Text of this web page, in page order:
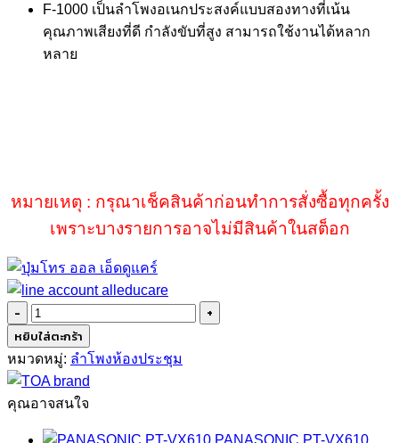
F-1000 เป็นลำโพงอเนกประสงค์แบบสองทางที่เน้น
คุณภาพเสียงที่ดี กำลังขับที่สูง สามารถใช้งานได้หลาก
หลาย
หมายเหตุ : กรุณาเช็คสินค้าก่อนทำการสั่งซื้อทุกครั้ง
เพราะบางรายการอาจไม่มีสินค้าในสต็อก
จำนวน
TOA
F-
1000W
ชิ้น
หยิบใส่ตะกร้า
หมวดหมู่: ลำโพงห้องประชุม
คุณอาจสนใจ
PANASONIC PT-VX610